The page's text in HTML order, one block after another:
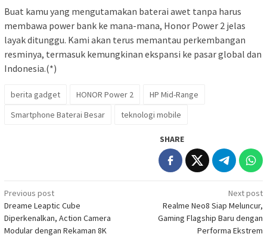
Buat kamu yang mengutamakan baterai awet tanpa harus
membawa power bank ke mana-mana, Honor Power 2 jelas
layak ditunggu. Kami akan terus memantau perkembangan
resminya, termasuk kemungkinan ekspansi ke pasar global dan
Indonesia.(*)
berita gadget HONOR Power 2
HP Mid-Range
Smartphone Baterai Besar
teknologi mobile
SHARE
Post
navigation
Previous post
Dreame Leaptic Cube
Diperkenalkan, Action Camera
Modular dengan Rekaman 8K
Next post
Realme Neo8 Siap Meluncur,
Gaming Flagship Baru dengan
Performa Ekstrem